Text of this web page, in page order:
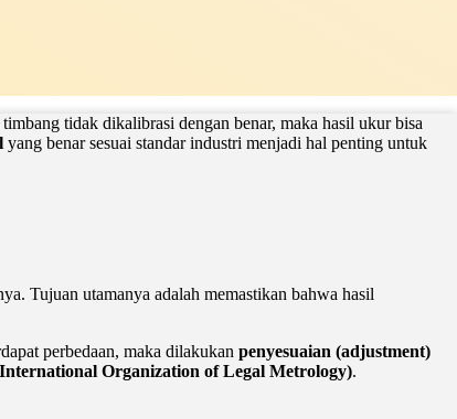
tidak dikalibrasi dengan benar, maka hasil ukur bisa
yang benar sesuai standar industri menjadi hal penting untuk
Tujuan utamanya adalah memastikan bahwa hasil
perbedaan, maka dilakukan penyesuaian (adjustment)
Organization of Legal Metrology).